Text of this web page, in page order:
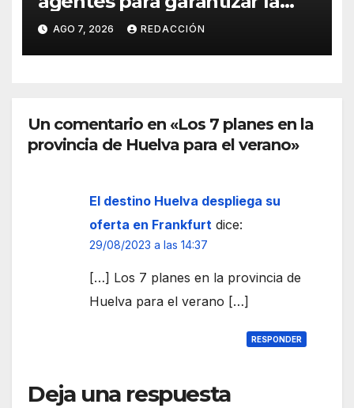
seguridad de la Comandancia
y la Subdelegación en Huelva
AGO 7, 2026 REDACCIÓN
Un comentario en «Los 7 planes en la
provincia de Huelva para el verano»
El destino Huelva despliega su
oferta en Frankfurt dice:
29/08/2023 a las 14:37
[…] Los 7 planes en la provincia de
Huelva para el verano […]
RESPONDER
Deja una respuesta